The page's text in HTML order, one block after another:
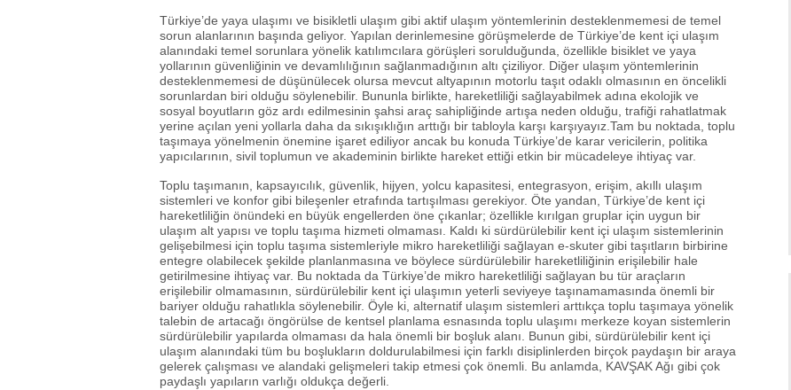
Türkiye’de yaya ulaşımı ve bisikletli ulaşım gibi aktif ulaşım yöntemlerinin desteklenmemesi de temel
sorun alanlarının başında geliyor. Yapılan derinlemesine görüşmelerde de Türkiye’de kent içi ulaşım
alanındaki temel sorunlara yönelik katılımcılara görüşleri sorulduğunda, özellikle bisiklet ve yaya
yollarının güvenliğinin ve devamlılığının sağlanmadığının altı çiziliyor. Diğer ulaşım yöntemlerinin
desteklenmemesi de düşünülecek olursa mevcut altyapının motorlu taşıt odaklı olmasının en öncelikli
sorunlardan biri olduğu söylenebilir. Bununla birlikte, hareketliliği sağlayabilmek adına ekolojik ve
sosyal boyutların göz ardı edilmesinin şahsi araç sahipliğinde artışa neden olduğu, trafiği rahatlatmak
yerine açılan yeni yollarla daha da sıkışıklığın arttığı bir tabloyla karşı karşıyayız.Tam bu noktada, toplu
taşımaya yönelmenin önemine işaret ediliyor ancak bu konuda Türkiye’de karar vericilerin, politika
yapıcılarının, sivil toplumun ve akademinin birlikte hareket ettiği etkin bir mücadeleye ihtiyaç var.
Toplu taşımanın, kapsayıcılık, güvenlik, hijyen, yolcu kapasitesi, entegrasyon, erişim, akıllı ulaşım
sistemleri ve konfor gibi bileşenler etrafında tartışılması gerekiyor. Öte yandan, Türkiye’de kent içi
hareketliliğin önündeki en büyük engellerden öne çıkanlar; özellikle kırılgan gruplar için uygun bir
ulaşım alt yapısı ve toplu taşıma hizmeti olmaması. Kaldı ki sürdürülebilir kent içi ulaşım sistemlerinin
gelişebilmesi için toplu taşıma sistemleriyle mikro hareketliliği sağlayan e-skuter gibi taşıtların birbirine
entegre olabilecek şekilde planlanmasına ve böylece sürdürülebilir hareketliliğinin erişilebilir hale
getirilmesine ihtiyaç var. Bu noktada da Türkiye’de mikro hareketliliği sağlayan bu tür araçların
erişilebilir olmamasının, sürdürülebilir kent içi ulaşımın yeterli seviyeye taşınamamasında önemli bir
bariyer olduğu rahatlıkla söylenebilir. Öyle ki, alternatif ulaşım sistemleri arttıkça toplu taşımaya yönelik
talebin de artacağı öngörülse de kentsel planlama esnasında toplu ulaşımı merkeze koyan sistemlerin
sürdürülebilir yapılarda olmaması da hala önemli bir boşluk alanı. Bunun gibi, sürdürülebilir kent içi
ulaşım alanındaki tüm bu boşlukların doldurulabilmesi için farklı disiplinlerden birçok paydaşın bir araya
gelerek çalışması ve alandaki gelişmeleri takip etmesi çok önemli. Bu anlamda, KAVŞAK Ağı gibi çok
paydaşlı yapıların varlığı oldukça değerli.